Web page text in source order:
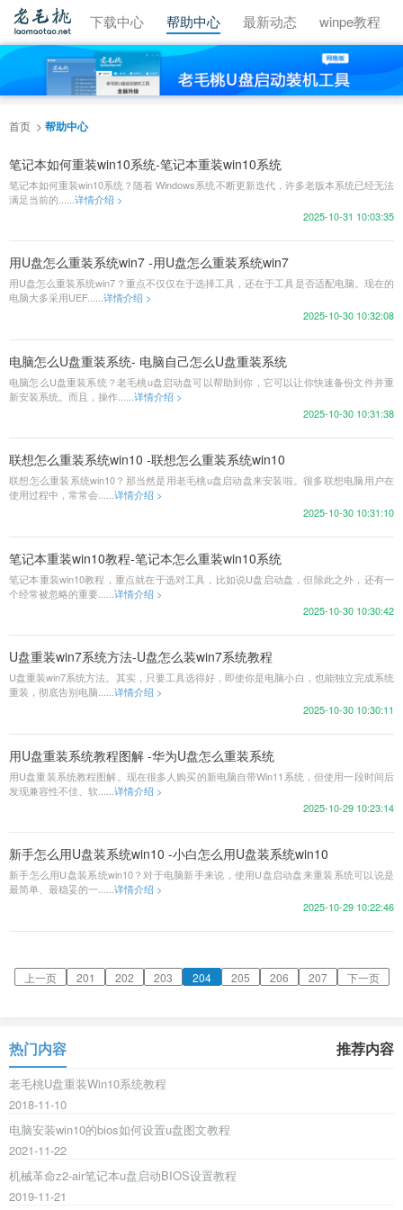
视频教程 下载中心 帮助中心 最新动态 winpe教程
首页 帮助中心
笔记本如何重装win10系统-笔记本重装win10系统
笔记本如何重装win10系统？随着 Windows系统不断更新迭代，许多老版本系统已经无法
满足当前的...... 详情介绍 >
2025-10-31 10:03:35
用U盘怎么重装系统win7 -用U盘怎么重装系统win7
用U盘怎么重装系统win7？重点不仅仅在于选择工具，还在于工具是否适配电脑。现在的
电脑大多采用UEF......详情介绍 >
2025-10-30 10:32:08
电脑怎么U盘重装系统- 电脑自己怎么U盘重装系统
电脑怎么U盘重装系统？老毛桃u盘启动盘可以帮助到你，它可以让你快速备份文件并重
新安装系统。而且，操作...... 详情介绍 >
2025-10-30 10:31:38
联想怎么重装系统win10 -联想怎么重装系统win10
联想怎么重装系统win10？那当然是用老毛桃u盘启动盘来安装啦。很多联想电脑用户在
使用过程中，常常会......详情介绍 >
2025-10-30 10:31:10
笔记本重装win10教程-笔记本怎么重装win10系统
笔记本重装win10教程，重点就在于选对工具，比如说U盘启动盘，但除此之外，还有一
个经常被忽略的重要...... 详情介绍 >
2025-10-30 10:30:42
U盘重装win7系统方法-U盘怎么装win7系统教程
U盘重装win7系统方法。其实，只要工具选得好，即使你是电脑小白，也能独立完成系统
重装，彻底告别电脑......详情介绍 >
2025-10-30 10:30:11
用U盘重装系统教程图解 -华为U盘怎么重装系统
用U盘重装系统教程图解。现在很多人购买的新电脑自带Win11系统，但使用一段时间后
发现兼容性不佳、软...... 详情介绍 >
2025-10-29 10:23:14
新手怎么用U盘装系统win10 -小白怎么用U盘装系统win10
新手怎么用U盘装系统win10？对于电脑新手来说，使用U盘启动盘来重装系统可以说是
最简单、最稳妥的一......详情介绍 >
2025-10-29 10:22:46
上一页 201 202 203 204 205 206 207 下一页
热门内容 推荐内容
老毛桃U盘重装Win10系统教程
2018-11-10
电脑安装win10的bios如何设置u盘图文教程
2021-11-22
机械革命z2-air笔记本u盘启动BIOS设置教程
2019-11-21